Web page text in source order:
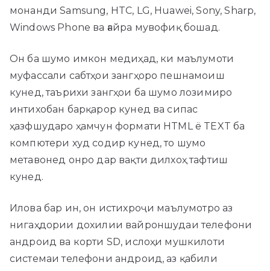
монанди Samsung, HTC, LG, Huawei, Sony, Sharp,
Windows Phone ва ғайра мувофиқ бошад.
Он ба шумо имкон медиҳад, ки маълумоти
муфассали сабтҳои зангҳоро пешнамоиш
кунед, таърихи зангҳои ба шумо лозимиро
интихобан барқарор кунед ва сипас
ҳазфшударо ҳамчун формати HTML ё TEXT ба
компютери худ содир кунед, то шумо
метавонед онро дар вақти дилхоҳ тафтиш
кунед.
Илова бар ин, он истихроҷи маълумотро аз
нигаҳдории дохилии вайроншудаи телефони
андроид ва корти SD, ислоҳи мушкилоти
системаи телефони андроид, аз қабили